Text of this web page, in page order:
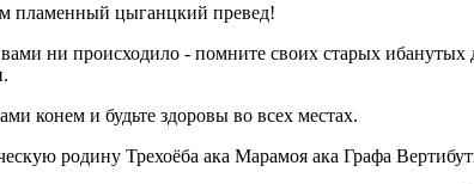
пламенный цыганцкий превед!
ни происходило - помните своих старых ибанутых
конем и будьте здоровы во всех местах.
родину Трехоёба ака Марамоя ака Графа